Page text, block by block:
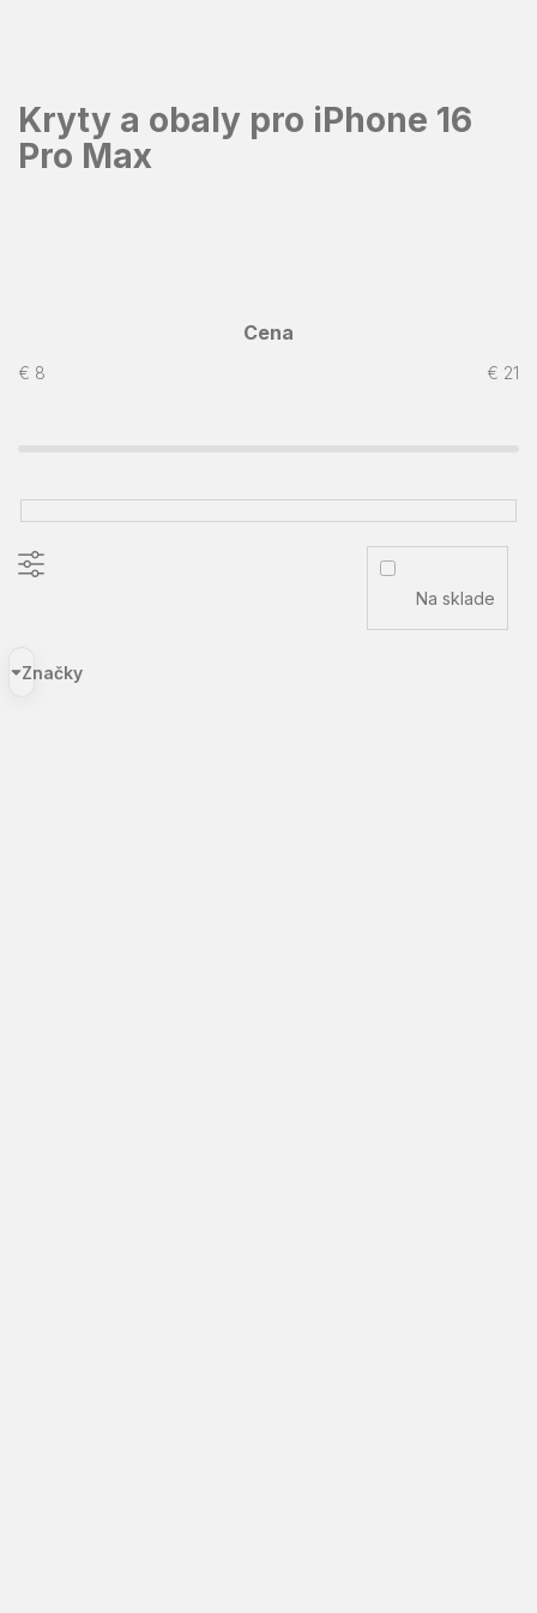
Kryty a obaly pro iPhone 16
Pro Max
Cena
€ 8 € 21
Na sklade
Značky